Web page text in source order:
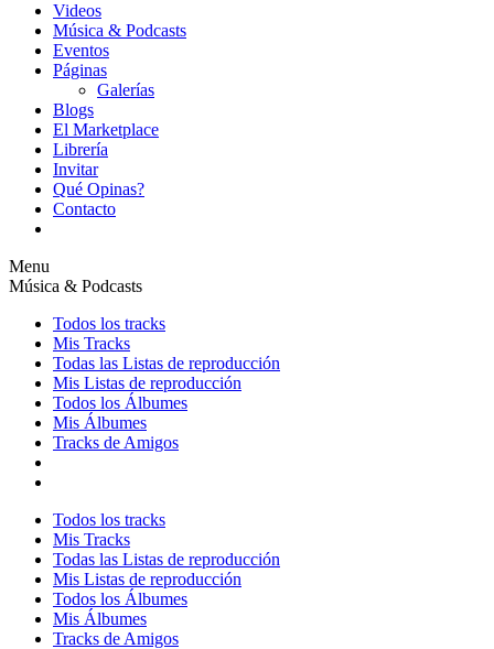
Videos
Música & Podcasts
Eventos
Páginas
Galerías
Blogs
El Marketplace
Librería
Invitar
Qué Opinas?
Contacto
Menu
Música & Podcasts
Todos los tracks
Mis Tracks
Todas las Listas de reproducción
Mis Listas de reproducción
Todos los Álbumes
Mis Álbumes
Tracks de Amigos
Todos los tracks
Mis Tracks
Todas las Listas de reproducción
Mis Listas de reproducción
Todos los Álbumes
Mis Álbumes
Tracks de Amigos